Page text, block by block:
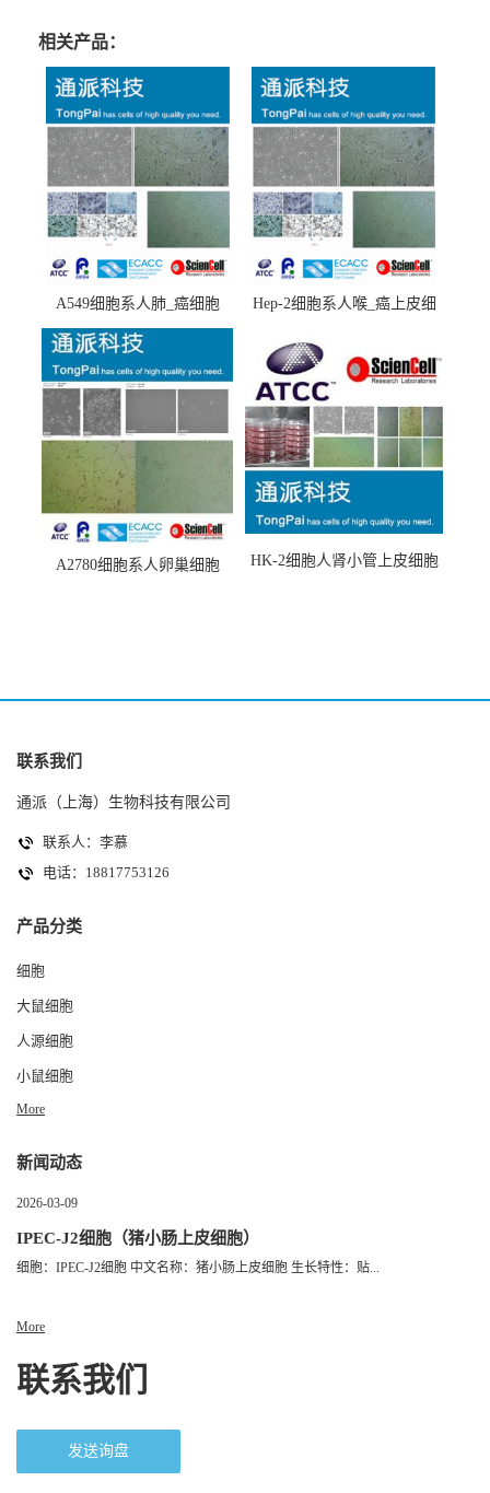
相关产品：
A549细胞系人肺_癌细胞
(A549细胞)
Hep-2细胞系人喉_癌上皮细
A2780细胞系人卵巢细胞
HK-2细胞人肾小管上皮细胞
联系我们
通派（上海）生物科技有限公司
联系人：李慕
电话：18817753126
产品分类
细胞
大鼠细胞
人源细胞
小鼠细胞
More
新闻动态
2026-03-09
IPEC-J2细胞（猪小肠上皮细胞）
细胞：IPEC-J2细胞 中文名称：猪小肠上皮细胞 生长特性：贴...
More
联系我们
发送询盘